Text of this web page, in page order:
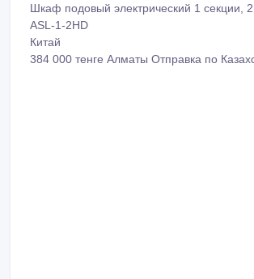
Шкаф подовый электрический 1 секции, 2
ASL-1-2HD
Китай
384 000 тенге Алматы Отправка по